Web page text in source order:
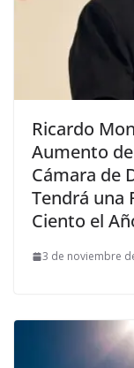
Ricardo
Aumento
Cámara de
Tendrá una
Ciento el
3 de noviembre